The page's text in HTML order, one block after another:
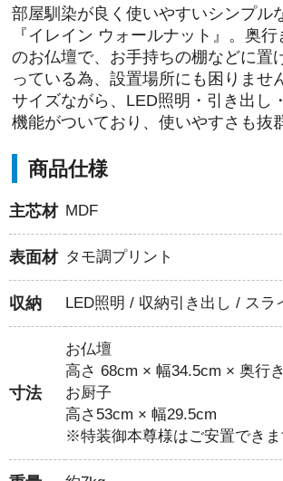
部屋馴染が良く使いやすいシンプル
『イレイン ウォールナット』。奥
のお仏壇で、お手持ちの棚などに置
っている為、設置場所にも困りませ
サイズながら、LED照明・引き出し
機能がついており、使いやすさも抜
商品仕様
主芯材 MDF
表面材 タモ調プリント
収納 LED照明 / 収納引き出し / スラ
寸法
お仏壇
高さ 68cm × 幅34.5cm × 奥行
お厨子
高さ53cm × 幅29.5cm
※特装御本尊様はご安置できま